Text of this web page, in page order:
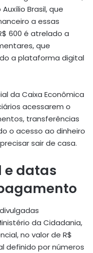
Brasil, que
a essas
600 é atrelado a
que
a plataforma digital
da Caixa Econômica
acessarem o
transferências
o acesso ao dinheiro
sair de casa.
e datas
da Cidadania,
no valor de R$
definido por números